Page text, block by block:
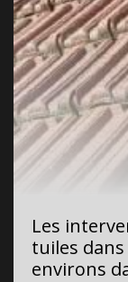
Les
tuiles dans
environs